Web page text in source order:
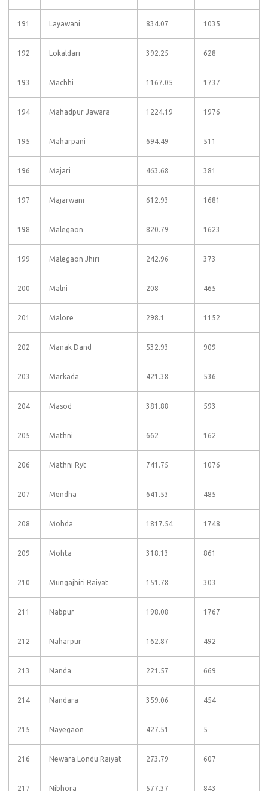
191 Layawani 834.07 1035
192 Lokaldari 392.25 628
193 Machhi 1167.05 1737
194 Mahadpur Jawara 1224.19 1976
195 Maharpani 694.49 511
196 Majari 463.68 381
197 Majarwani 612.93 1681
198 Malegaon 820.79 1623
199 Malegaon Jhiri 242.96 373
200 Malni 208 465
201 Malore 298.1 1152
202 Manak Dand 532.93 909
203 Markada 421.38 536
204 Masod 381.88 593
205 Mathni 662 162
206 Mathni Ryt 741.75 1076
207 Mendha 641.53 485
208 Mohda 1817.54 1748
209 Mohta 318.13 861
210 Mungajhiri Raiyat 151.78 303
211 Nabpur 198.08 1767
212 Naharpur 162.87 492
213 Nanda 221.57 669
214 Nandara 359.06 454
215 Nayegaon 427.51 5
216 Newara Londu Raiyat 273.79 607
217 Nibhora 577.37 843